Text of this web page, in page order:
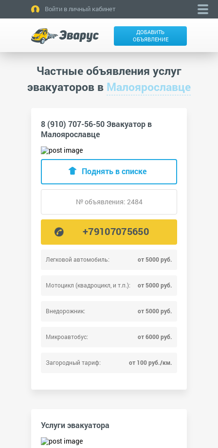
Войти в личный кабинет
ДОБАВИТЬ
ОБЪЯВЛЕНИЕ
Частные объявления услуг
эвакуаторов в Малоярославце
8 (910) 707-56-50 Эвакуатор в
Малоярославце
Легковой автомобиль: от 5000 руб.
Мотоцикл (квадроцикл, и т.п.): от 5000 руб.
Внедорожник: от 5000 руб.
Микроавтобус: от 6000 руб.
Загородный тариф: от 100 руб./км.
Поднять в списке
№ объявления: 2484
+79107075650
Услуги эвакуатора